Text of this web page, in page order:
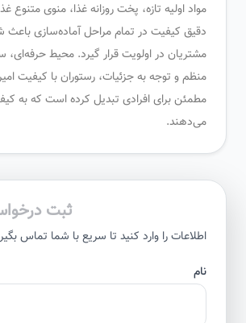
مواد اولیه تازه، پخت روزانه غذا، منوی متنوع غذای
دقیق کیفیت در تمام مراحل آماده‌سازی باعث شده
مشتریان در اولویت قرار گیرد. محیط حرفه‌ای،
منظم و توجه به جزئیات، رستوران با کیفیت امیرخان را
مطمئن برای افرادی تبدیل کرده است که به کیفیت
می‌دهند.
ثبت درخواست
اطلاعات را وارد کنید تا سریع با شما تماس بگیریم.